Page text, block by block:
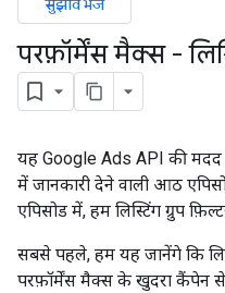
सुझाव भेजें
परफ़ॉर्मेंस मैक्स -
यह Google Ads API की
में जानकारी देने वाली आठ
एपिसोड में, हम लिस्टिंग ग्रुप
सबसे पहले, हम यह जानेंगे कि
परफ़ॉर्मेंस मैक्स के खुदरा कैंपेन